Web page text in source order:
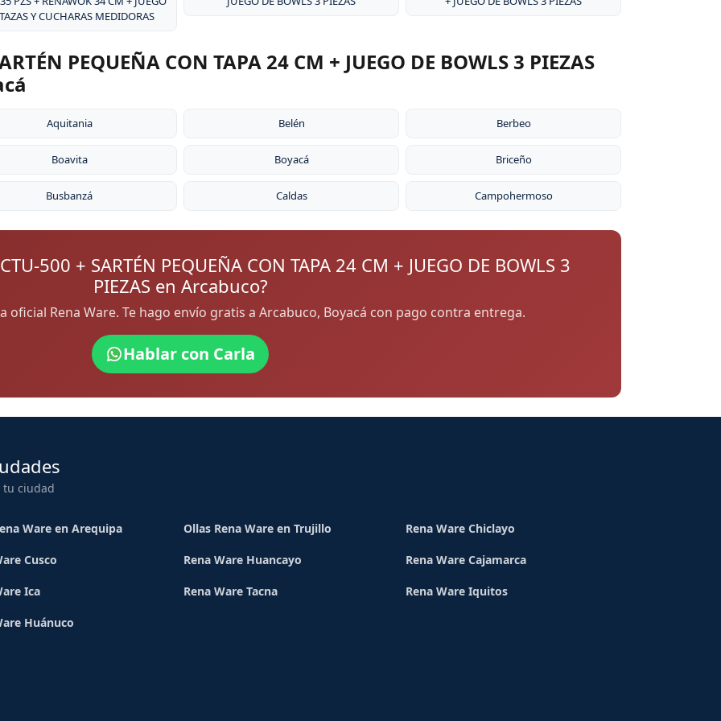
Y CUCHARAS MEDIDORAS
PEQUEÑA CON TAPA 24 CM + JUEGO DE BOWLS 3 PIEZAS
Aquitania Belén Berbeo
Boavita Boyacá Briceño
Busbanzá Caldas Campohermoso
500 + SARTÉN PEQUEÑA CON TAPA 24 CM + JUEGO DE BOWLS 3
PIEZAS en Arcabuco?
oficial Rena Ware. Te hago envío gratis a Arcabuco, Boyacá con pago contra entrega.
Hablar con Carla
tu ciudad
Ware en Arequipa Ollas Rena Ware en Trujillo Rena Ware Chiclayo
Cusco Rena Ware Huancayo Rena Ware Cajamarca
Ica Rena Ware Tacna Rena Ware Iquitos
Huánuco